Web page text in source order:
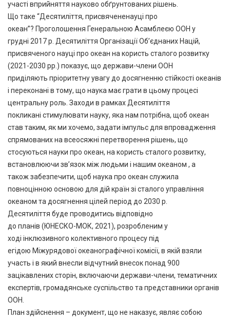
участі вприйняття науково обґрунтованих рішень.
Що таке “Десятиліття, присвячененауці про
океан”? Проголошення Генеральною Асамблеєю ООН у
грудні 2017 р. Десятиліття Організації Об’єднаних Націй,
присвяченого науці про океан на користь сталого розвитку
(2021-2030 рр.) показує, що держави-члени ООН
приділяють пріоритетну увагу до досягненню стійкості океанів
і переконані в тому, що наука має грати в цьому процесі
центральну роль. Заходи в рамках Десятиліття
покликані стимулювати науку, яка нам потрібна, щоб океан
став таким, як ми хочемо, задати імпульс для впровадження
спрямованих на всеосяжні перетворення рішень, що
стосуються науки про океан, на користь сталого розвитку,
встановлюючи зв’язок між людьми і нашим океаном , а
також забезпечити, щоб наука про океан служила
повноцінною основою для дій країн зі сталого управління
океаном та досягнення цілей період до 2030 р.
Десятиліття буде проводитись відповідно
до планів (ЮНЕСКО-МОК, 2021), розробленим у
ході інклюзивного колективного процесу під
егідою Міжурядової океанографічної комісії, в якій взяли
участь і в який внесли відчутний внесок понад 900
зацікавлених сторін, включаючи держави-члени, тематичних
експертів, громадянське суспільство та представники органів
ООН.
План здійснення – документ, що не наказує, являє собою